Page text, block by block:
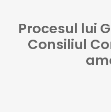
Procesul lui
Consiliul